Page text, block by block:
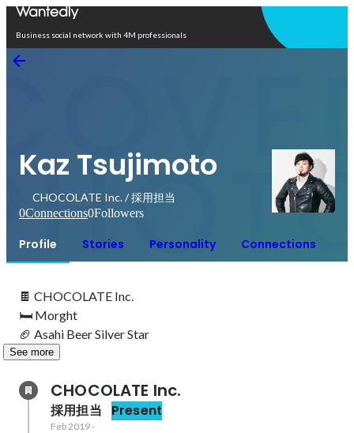
Business social network with 4M professionals
Kaz Tsujimoto
CHOCOLATE Inc. / 採用担当
0Connections0Followers
Profile Stories Personality Connections
🍫 CHOCOLATE Inc.
🛏 Morght
🏈 Asahi Beer Silver Star
See more
CHOCOLATE Inc.
採用担当 Present
Feb 2019-